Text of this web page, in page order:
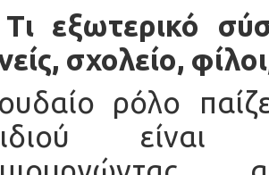
εξωτερικό
σχολείο,
ρόλο
είναι